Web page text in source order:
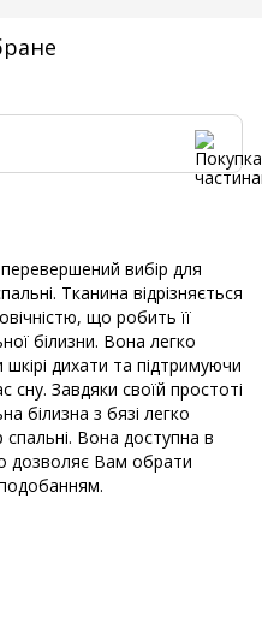
вибір для
Тканина відрізняється
що робить її
білизни. Вона легко
дихати та підтримуючи
сну. Завдяки своїй простоті
білизна з бязі легко
спальні. Вона доступна в
дозволяє Вам обрати